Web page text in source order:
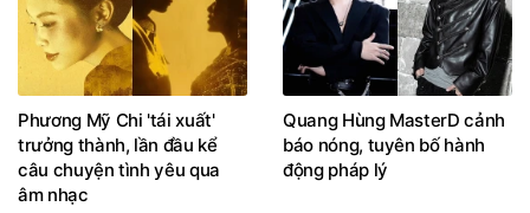
Phương Mỹ Chi 'tái xuất'
trưởng thành, lần đầu kể
câu chuyện tình yêu qua
âm nhạc
Quang Hùng MasterD cảnh
báo nóng, tuyên bố hành
động pháp lý